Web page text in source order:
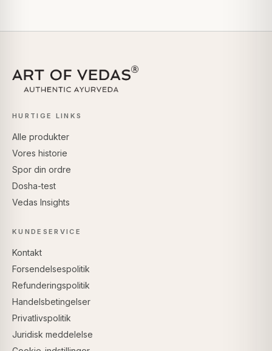
HURTIGE LINKS
Alle produkter
Vores historie
Spor din ordre
Dosha-test
Vedas Insights
KUNDESERVICE
Kontakt
Forsendelsespolitik
Refunderingspolitik
Handelsbetingelser
Privatlivspolitik
Juridisk meddelelse